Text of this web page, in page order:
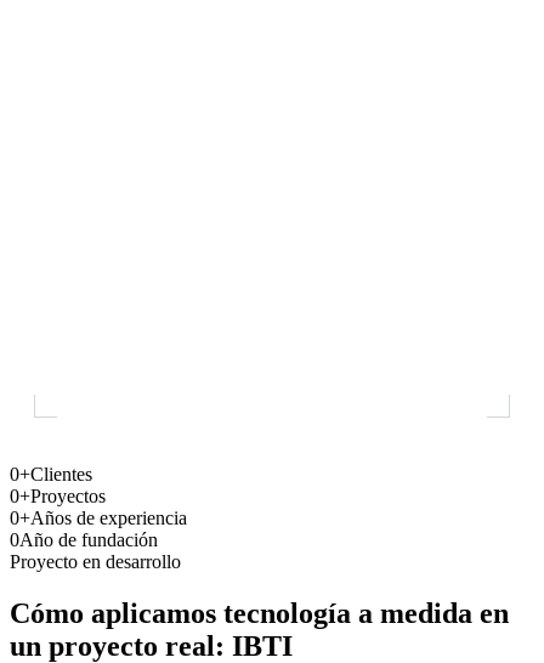
0+Clientes
0+Proyectos
0+Años de experiencia
0Año de fundación
Proyecto en desarrollo
Cómo aplicamos tecnología a medida en
un proyecto real: IBTI